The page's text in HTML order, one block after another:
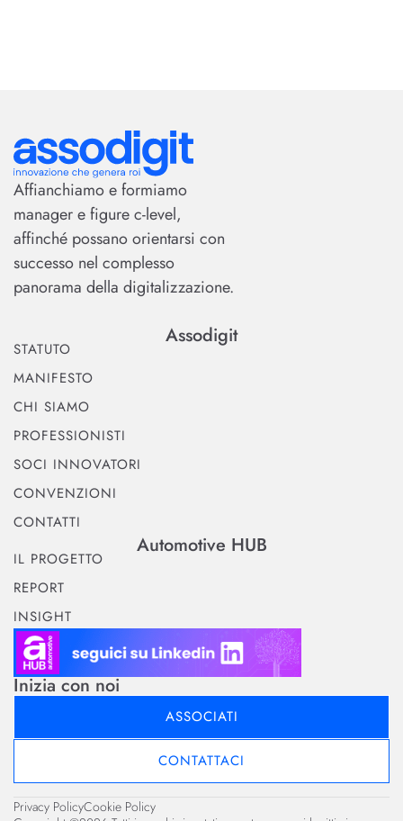
Affianchiamo e formiamo
manager e figure c-level,
affinché possano orientarsi con
successo nel complesso
panorama della digitalizzazione.
Assodigit
STATUTO
MANIFESTO
CHI SIAMO
PROFESSIONISTI
SOCI INNOVATORI
CONVENZIONI
CONTATTI
Automotive HUB
IL PROGETTO
REPORT
INSIGHT
Inizia con noi
ASSOCIATI
CONTATTACI
Privacy PolicyCookie Policy